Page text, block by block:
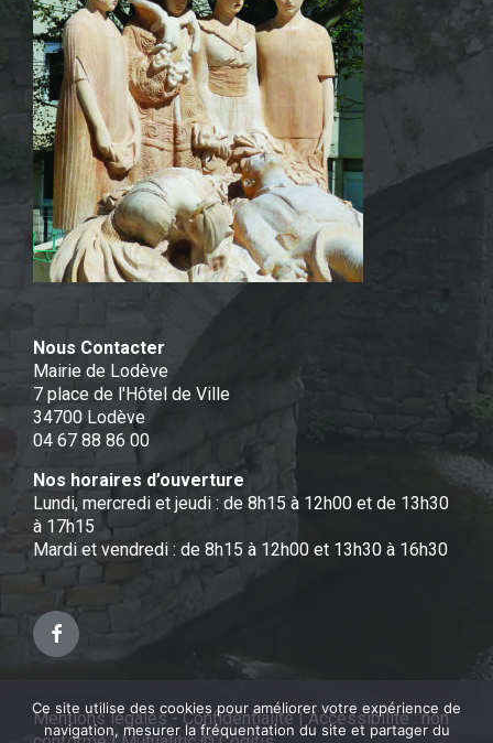
Nous Contacter
Mairie de Lodève
7 place de l'Hôtel de Ville
34700 Lodève
04 67 88 86 00
Nos horaires d’ouverture
Lundi, mercredi et jeudi : de 8h15 à 12h00 et de 13h30
à 17h15
Mardi et vendredi : de 8h15 à 12h00 et 13h30 à 16h30
Facebook
Mentions légales - Confidentialité|Accessibilité : non
Ce site utilise des cookies pour améliorer votre expérience de
navigation, mesurer la fréquentation du site et partager du